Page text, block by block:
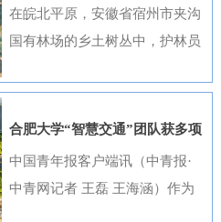
余时间潜心创作，共提交89件作
品。经过严格遴选，41件优秀作
《廉心清颂》《缝隙》等获奖作
品构思精巧、寓意深刻，将廉洁
内涵与传统文化元素相融合，充
参会工作，已于9月20日在合肥
进博会外企（安徽）供需对接暨
投资交流活动”，会上，130余家
安徽本土知名企业与21家进博会
路径
在皖北平原，安徽省宿州市夹沟
国有林场的乡土树丛中，护林员
南山区，歙县桂林国有林场的林
下基地里，农户忙着采收黄栀
合肥大学“智慧交通”团队获多项
重要进展
中国青年报客户端讯（中青报·
中青网记者 王磊 王海涵）作为